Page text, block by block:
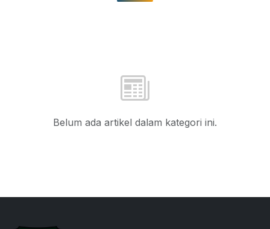
Belum ada artikel dalam kategori ini.